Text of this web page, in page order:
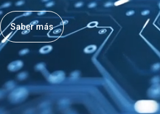
Saber más